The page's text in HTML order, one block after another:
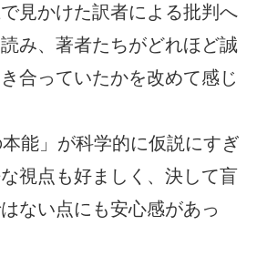
見かけた訳者による批判へ
み、著者たちがどれほど誠
合っていたかを改めて感じ
能」が科学的に仮説にすぎ
視点も好ましく、決して盲
ない点にも安心感があっ